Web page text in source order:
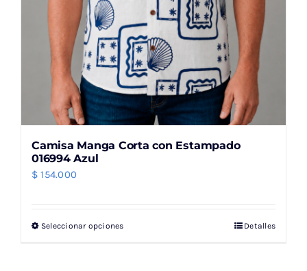
producto
Camisa Manga Corta con Estampado
016994 Azul
$ 154.000
Seleccionar opcionesEste
Detalles